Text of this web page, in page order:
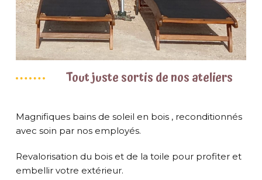
Tout juste sortis de nos ateliers
Magnifiques bains de soleil en bois , reconditionnés
avec soin par nos employés.
Revalorisation du bois et de la toile pour profiter et
embellir votre extérieur.